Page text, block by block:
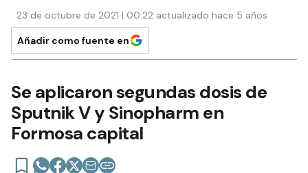
23 de octubre de 2021 | 00:22 actualizado hace 5 años
Añadir como fuente en
Se aplicaron segundas dosis de
Sputnik V y Sinopharm en
Formosa capital